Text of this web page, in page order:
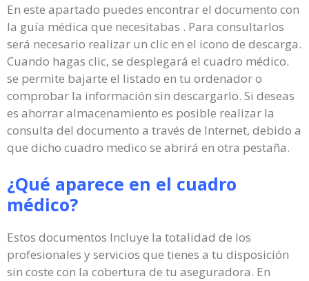
En este apartado puedes encontrar el documento con
la guía médica que necesitabas . Para consultarlos
será necesario realizar un clic en el icono de descarga.
Cuando hagas clic, se desplegará el cuadro médico.
se permite bajarte el listado en tu ordenador o
comprobar la información sin descargarlo. Si deseas
es ahorrar almacenamiento es posible realizar la
consulta del documento a través de Internet, debido a
que dicho cuadro medico se abrirá en otra pestaña.
¿Qué aparece en el cuadro
médico?
Estos documentos Incluye la totalidad de los
profesionales y servicios que tienes a tu disposición
sin coste con la cobertura de tu aseguradora. En